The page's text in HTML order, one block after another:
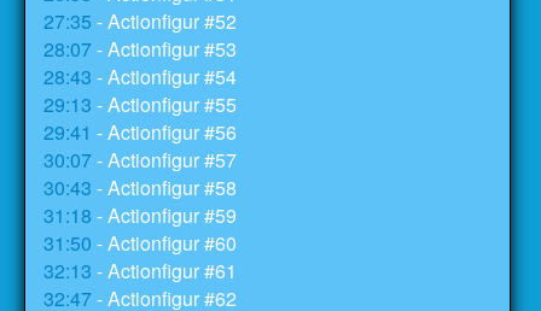
27:35 - Actionfigur #52
28:07- Actionfigur #53
28:43 - Actionfigur #54
29:13 - Actionfigur #55
29:41 - Actionfigur #56
30:07- Actionfigur #57
30:43 - Actionfigur #58
31:18 - Actionfigur #59
31:50 - Actionfigur #60
32:13 - Actionfigur #61
32:47- Actionfigur #62